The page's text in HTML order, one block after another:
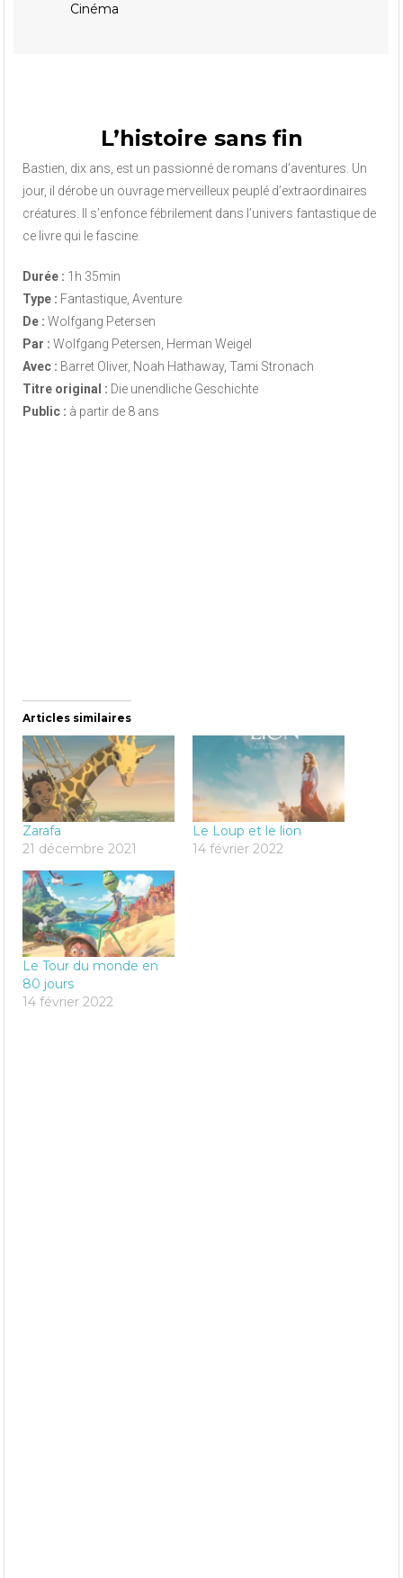
Cinéma
L’histoire sans fin
Bastien, dix ans, est un passionné de romans d’aventures. Un
jour, il dérobe un ouvrage merveilleux peuplé d’extraordinaires
créatures. Il s’enfonce fébrilement dans l’univers fantastique de
ce livre qui le fascine.
Durée : 1h 35min
Type : Fantastique, Aventure
De : Wolfgang Petersen
Par : Wolfgang Petersen, Herman Weigel
Avec : Barret Oliver, Noah Hathaway, Tami Stronach
Titre original : Die unendliche Geschichte
Public : à partir de 8 ans
Articles similaires
Zarafa
21 décembre 2021
Le Loup et le lion
14 février 2022
Le Tour du monde en
80 jours
14 février 2022